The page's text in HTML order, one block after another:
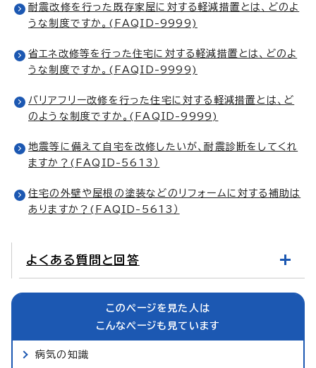
耐震改修を行った既存家屋に対する軽減措置とは、どのよ
うな制度ですか。(FAQID-9999)
省エネ改修等を行った住宅に対する軽減措置とは、どのよ
うな制度ですか。(FAQID-9999)
バリアフリー改修を行った住宅に対する軽減措置とは、ど
のような制度ですか。(FAQID-9999)
地震等に備えて自宅を改修したいが、耐震診断をしてくれ
ますか？(FAQID-5613）
住宅の外壁や屋根の塗装などのリフォームに対する補助は
ありますか？(FAQID-5613）
よくある質問と回答
このページを見た人は
こんなページも見ています
病気の知識